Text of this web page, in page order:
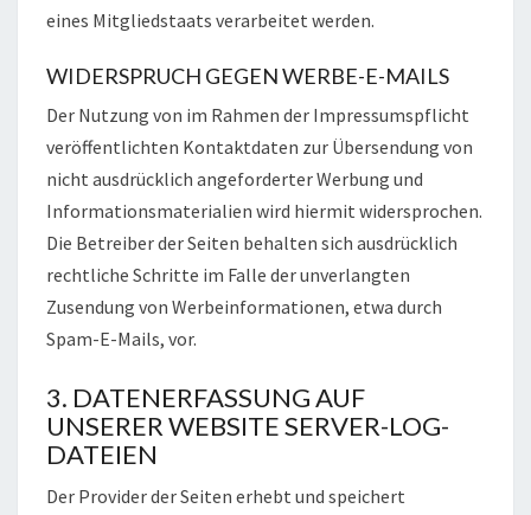
eines Mitgliedstaats verarbeitet werden.
WIDERSPRUCH GEGEN WERBE-E-MAILS
Der Nutzung von im Rahmen der Impressumspflicht
veröffentlichten Kontaktdaten zur Übersendung von
nicht ausdrücklich angeforderter Werbung und
Informationsmaterialien wird hiermit widersprochen.
Die Betreiber der Seiten behalten sich ausdrücklich
rechtliche Schritte im Falle der unverlangten
Zusendung von Werbeinformationen, etwa durch
Spam-E-Mails, vor.
3. DATENERFASSUNG AUF
UNSERER WEBSITE SERVER-LOG-
DATEIEN
Der Provider der Seiten erhebt und speichert